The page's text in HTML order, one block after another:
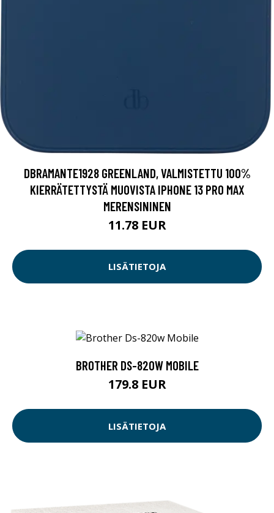
DBRAMANTE1928 GREENLAND, VALMISTETTU 100%
KIERRÄTETTYSTÄ MUOVISTA IPHONE 13 PRO MAX
MERENSININEN
11.78 EUR
LISÄTIETOJA
BROTHER DS-820W MOBILE
179.8 EUR
LISÄTIETOJA